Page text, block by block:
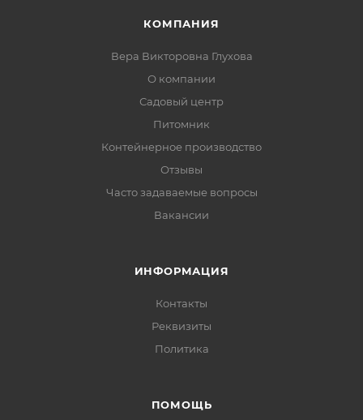
КОМПАНИЯ
Вера Викторовна Глухова
О компании
Садовый центр
Питомник
Контейнерное производство
Отзывы
Часто задаваемые вопросы
Вакансии
ИНФОРМАЦИЯ
Контакты
Реквизиты
Политика
ПОМОЩЬ